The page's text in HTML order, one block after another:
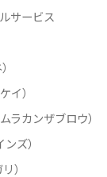
サービス
イ）
ラカンザブロウ）
ズ）
）